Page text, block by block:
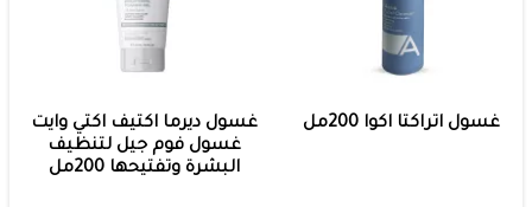
غسول اتراكتا اكوا 200مل
غسول ديرما اكتيف اكتي وايت
غسول فوم جيل لتنظيف
البشرة وتفتيحها 200مل